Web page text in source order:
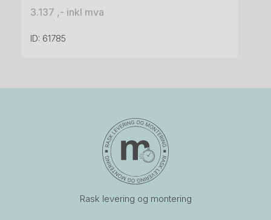
3.137 ,- inkl mva
ID: 61785
Rask levering og montering